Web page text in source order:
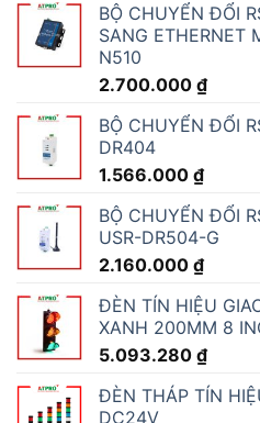
BỘ CHUYỂN ĐỔI
SANG ETHERNET
N510
2.700.000 ₫
BỘ CHUYỂN ĐỔI
DR404
1.566.000 ₫
BỘ CHUYỂN ĐỔI
USR-DR504-G
2.160.000 ₫
ĐÈN TÍN HIỆU
XANH 200MM 8
5.093.280 ₫
ĐÈN THÁP TÍN
DC24V